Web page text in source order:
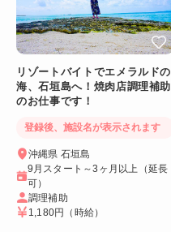
リゾートバイトでエメラルドの
海、石垣島へ！焼肉店調理補助
のお仕事です！
登録後、施設名が表示されます
沖縄県 石垣島
9月スタート～3ヶ月以上（延長
可）
調理補助
1,180円 （時給）